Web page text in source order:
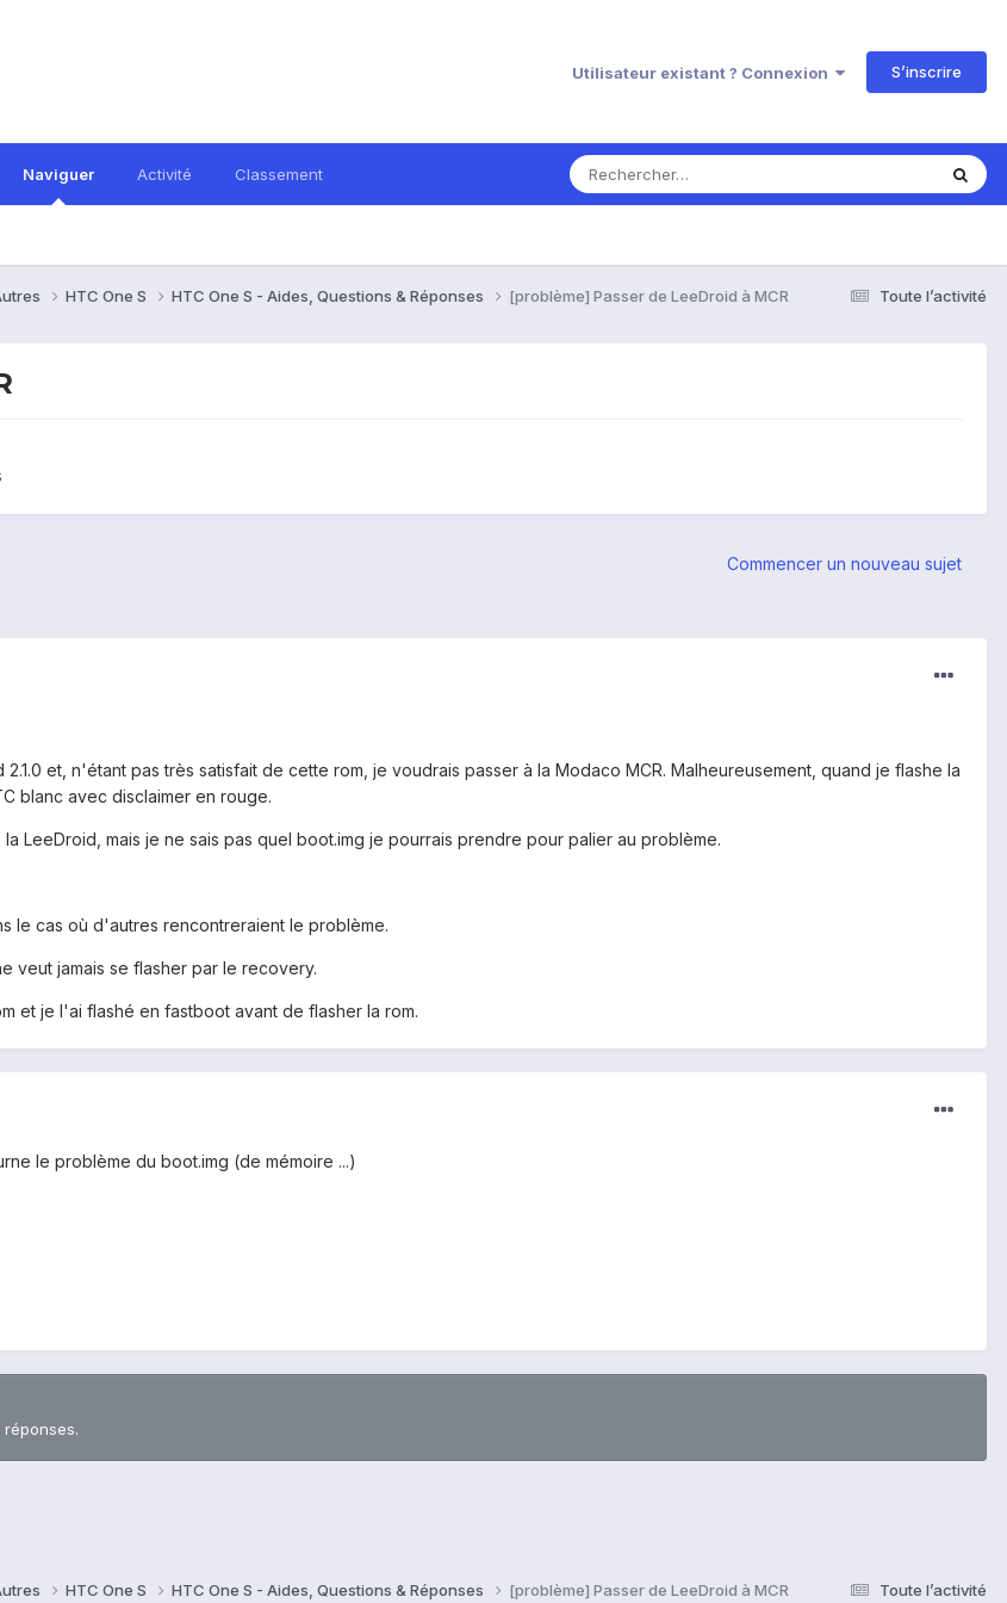
Utilisateur existant ? Connexion S’inscrire
Naviguer Activité Classement
Toute l’activité
HTC One S HTC One S - Aides, Questions & Réponses [problème] Passer de LeeDroid à MCR
Commencer un nouveau sujet
et, n'étant pas très satisfait de cette rom, je voudrais passer à la Modaco MCR. Malheureusement, quand je flashe la
blanc avec disclaimer en rouge.
LeeDroid, mais je ne sais pas quel boot.img je pourrais prendre pour palier au problème.
le cas où d'autres rencontreraient le problème.
veut jamais se flasher par le recovery.
et je l'ai flashé en fastboot avant de flasher la rom.
le problème du boot.img (de mémoire ...)
Toute l’activité
HTC One S HTC One S - Aides, Questions & Réponses [problème] Passer de LeeDroid à MCR